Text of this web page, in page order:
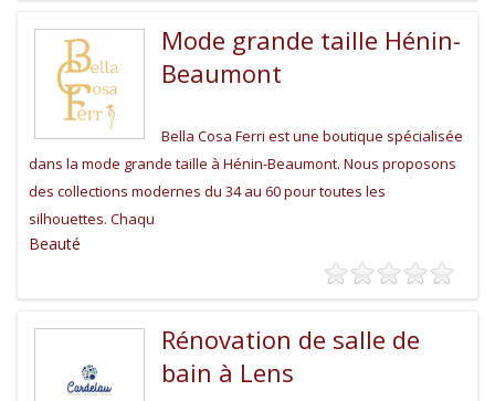
Mode grande taille Hénin-
Beaumont
Bella Cosa Ferri est une boutique spécialisée
dans la mode grande taille à Hénin-Beaumont. Nous proposons
des collections modernes du 34 au 60 pour toutes les
silhouettes. Chaqu
Beauté
Rénovation de salle de
bain à Lens